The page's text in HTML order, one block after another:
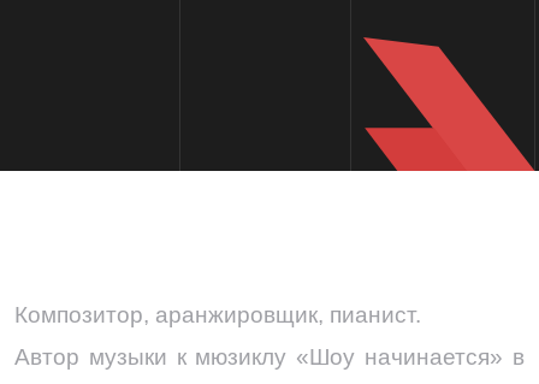
Композитор, аранжировщик, пианист.
Автор музыки к мюзиклу «Шоу начинается» в